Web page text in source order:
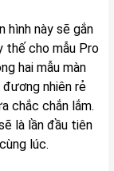
hình này sẽ gắn
thế cho mẫu Pro
hai mẫu màn
nhiên rẻ
chắc chắn lắm.
là lần đầu tiên
lúc.